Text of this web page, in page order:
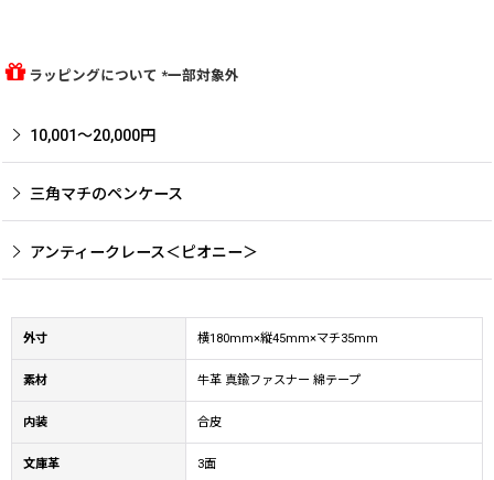
ラッピングについて *一部対象外
10,001〜20,000円
三角マチのペンケース
アンティークレース＜ピオニー＞
外寸 横180mm×縦45mm×マチ35mm
素材 牛革 真鍮ファスナー 綿テープ
内装 合皮
文庫革 3面